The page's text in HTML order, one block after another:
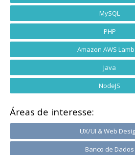
MySQL
PHP
Amazon AWS
Java
NodeJS
Áreas de interesse:
UX/UI & Web
Banco de Dados